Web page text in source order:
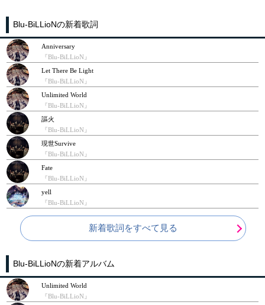
Blu-BiLLioNの新着歌詞
Anniversary
『Blu-BiLLioN』
Let There Be Light
『Blu-BiLLioN』
Unlimited World
『Blu-BiLLioN』
謳火
『Blu-BiLLioN』
現世Survive
『Blu-BiLLioN』
Fate
『Blu-BiLLioN』
yell
『Blu-BiLLioN』
新着歌詞をすべて見る
Blu-BiLLioNの新着アルバム
Unlimited World
『Blu-BiLLioN』